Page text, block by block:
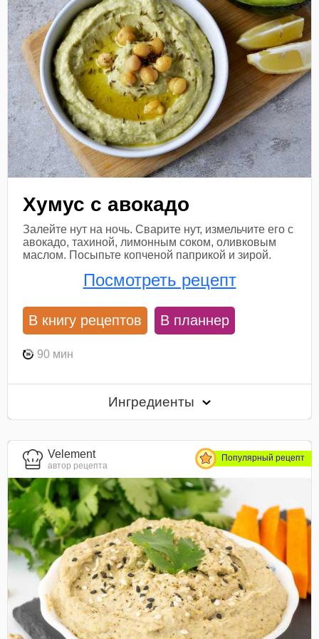
Хумус с авокадо
Залейте нут на ночь. Сварите нут, измельчите его с
авокадо, тахиной, лимонным соком, оливковым
маслом. Посыпьте копченой паприкой и зирой.
Посмотреть рецепт
В книгу рецептов В планнер
90 мин
Ингредиенты
Velement
автор рецепта
Популярный рецепт